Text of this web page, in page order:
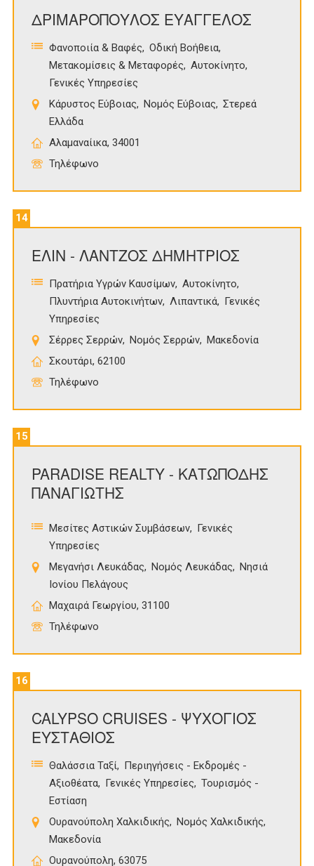
ΔΡΙΜΑΡΟΠΟΥΛΟΣ ΕΥΑΓΓΕΛΟΣ
Φανοποιία & Βαφές
Οδική Βοήθεια
Μετακομίσεις & Μεταφορές
Αυτοκίνητο
Γενικές Υπηρεσίες
Κάρυστος Εύβοιας
Νομός Εύβοιας
Στερεά
Ελλάδα
Αλαμαναίικα, 34001
Τηλέφωνο
14
ΕΛΙΝ - ΛΑΝΤΖΟΣ ΔΗΜΗΤΡΙΟΣ
Πρατήρια Υγρών Καυσίμων Αυτοκίνητο
Πλυντήρια Αυτοκινήτων Λιπαντικά
Γενικές
Υπηρεσίες
Σέρρες Σερρών
Νομός Σερρών
Μακεδονία
Σκουτάρι, 62100
Τηλέφωνο
15
PARADISE REALTY - ΚΑΤΩΠΟΔΗΣ
ΠΑΝΑΓΙΩΤΗΣ
Μεσίτες Αστικών Συμβάσεων
Γενικές
Υπηρεσίες
Μεγανήσι Λευκάδας
Νομός Λευκάδας
Νησιά
Ιονίου Πελάγους
Μαχαιρά Γεωργίου, 31100
Τηλέφωνο
16
CALYPSO CRUISES - ΨΥΧΟΓΙΟΣ
ΕΥΣΤΑΘΙΟΣ
Θαλάσσια Ταξί
Περιηγήσεις - Εκδρομές -
Αξιοθέατα
Γενικές Υπηρεσίες
Τουρισμός -
Εστίαση
Ουρανούπολη Χαλκιδικής
Νομός Χαλκιδικής
Μακεδονία
Ουρανούπολη, 63075